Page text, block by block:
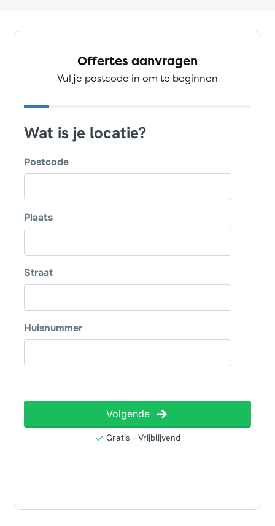
Offertes aanvragen
Vul je postcode in om te beginnen